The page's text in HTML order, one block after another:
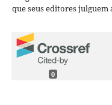
que seus editores julguem
0